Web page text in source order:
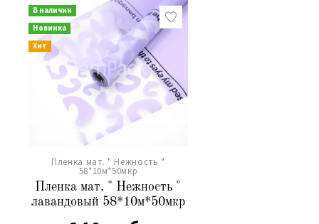
В наличии
Новинка
Хит
Пленка мат. " Нежность "
58*10м*50мкр
Пленка мат. " Нежность "
лавандовый 58*10м*50мкр